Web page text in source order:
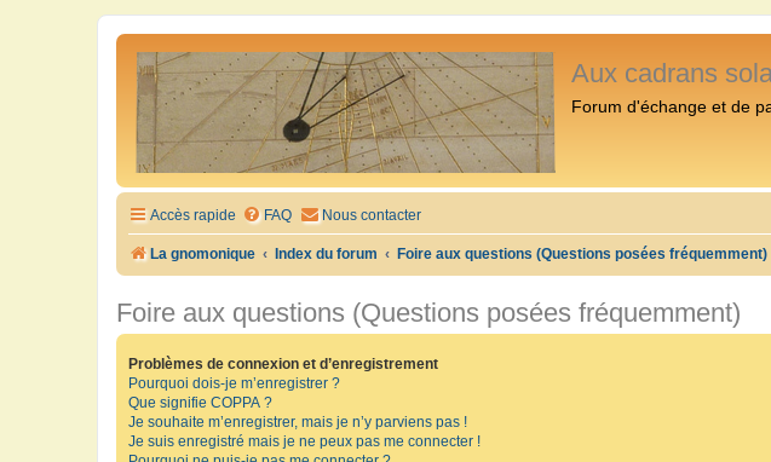
Aux cadrans
Forum d'échange et de
Accès rapide FAQ Nous contacter
La gnomonique Index du forum Foire aux questions (Questions posées fréquemment)
Foire aux questions (Questions posées fréquemment)
Problèmes de connexion et d’enregistrement
Pourquoi dois-je m’enregistrer ?
Que signifie COPPA ?
Je souhaite m’enregistrer, mais je n’y parviens pas !
Je suis enregistré mais je ne peux pas me connecter !